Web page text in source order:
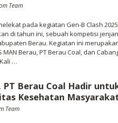
Team
pada kegiatan Gen-B Clash
di tahun ini, sebuah kompetisi
Berau. Kegiatan ini
Berau, PT Berau Coal, dan
…
Berau Coal Hadir
Kesehatan
Team